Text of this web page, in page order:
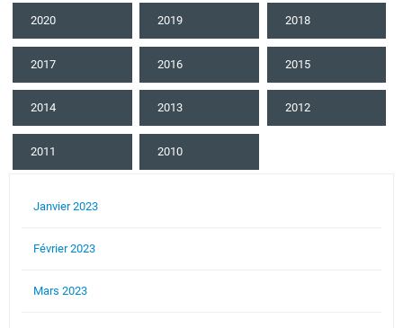
2020 2019 2018
2017 2016 2015
2014 2013 2012
2011 2010
Janvier 2023
Février 2023
Mars 2023